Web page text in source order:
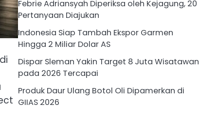
Febrie Adriansyah Diperiksa oleh Kejagung, 20
Pertanyaan Diajukan
Indonesia Siap Tambah Ekspor Garmen
Hingga 2 Miliar Dolar AS
Dispar Sleman Yakin Target 8 Juta Wisatawan
pada 2026 Tercapai
Produk Daur Ulang Botol Oli Dipamerkan di
GIIAS 2026